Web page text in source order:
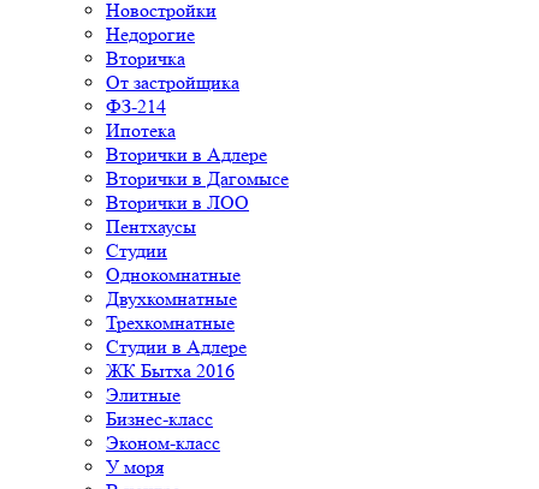
Новостройки
Недорогие
Вторичка
От застройщика
ФЗ-214
Ипотека
Вторички в Адлере
Вторички в Дагомысе
Вторички в ЛОО
Пентхаусы
Студии
Однокомнатные
Двухкомнатные
Трехкомнатные
Студии в Адлере
ЖК Бытха 2016
Элитные
Бизнес-класс
Эконом-класс
У моря